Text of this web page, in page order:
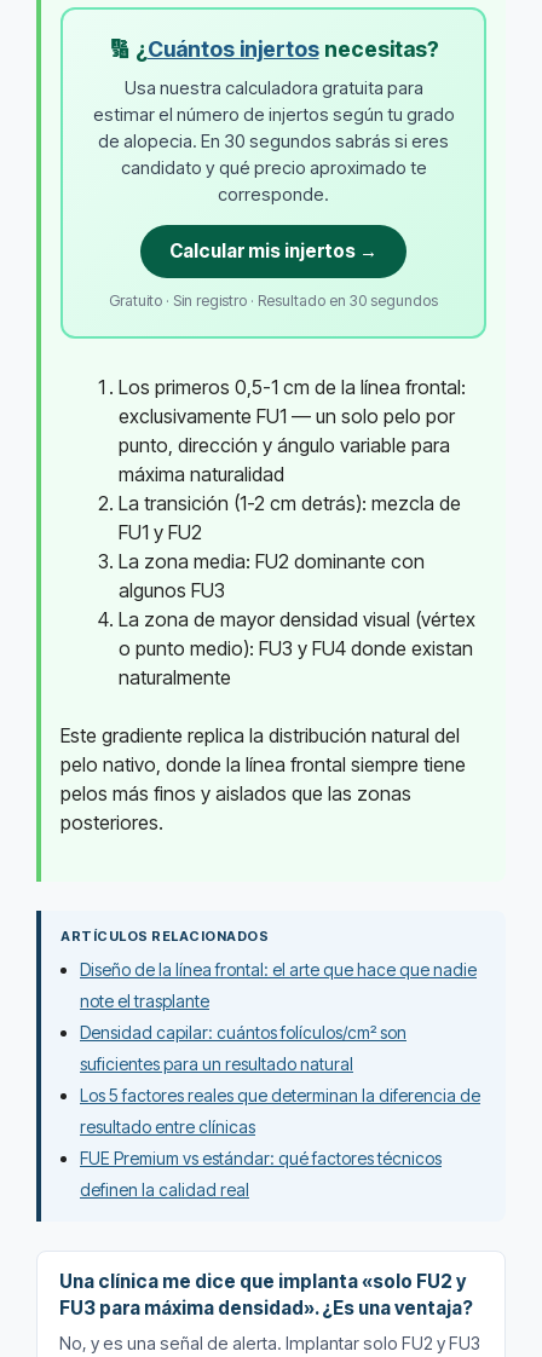
🔢 ¿Cuántos injertosnecesitas?
Usa nuestra calculadora gratuita para
estimar el número de injertos según tu grado
de alopecia. En 30 segundos sabrás si eres
candidato y qué precio aproximado te
corresponde.
Calcular mis injertos →
Gratuito · Sin registro · Resultado en 30 segundos
Los primeros 0,5-1 cm de la línea frontal:
exclusivamente FU1 — un solo pelo por
punto, dirección y ángulo variable para
máxima naturalidad
La transición (1-2 cm detrás): mezcla de
FU1 y FU2
La zona media: FU2 dominante con
algunos FU3
La zona de mayor densidad visual (vértex
o punto medio): FU3 y FU4 donde existan
naturalmente
Este gradiente replica la distribución natural del
pelo nativo, donde la línea frontal siempre tiene
pelos más finos y aislados que las zonas
posteriores.
ARTÍCULOS RELACIONADOS
Diseño de la línea frontal: el arte que hace que nadie
note el trasplante
Densidad capilar: cuántos folículos/cm² son
suficientes para un resultado natural
Los 5 factores reales que determinan la diferencia de
resultado entre clínicas
FUE Premium vs estándar: qué factores técnicos
definen la calidad real
Una clínica me dice que implanta «solo FU2 y
FU3 para máxima densidad». ¿Es una ventaja?
No, y es una señal de alerta. Implantar solo FU2 y FU3